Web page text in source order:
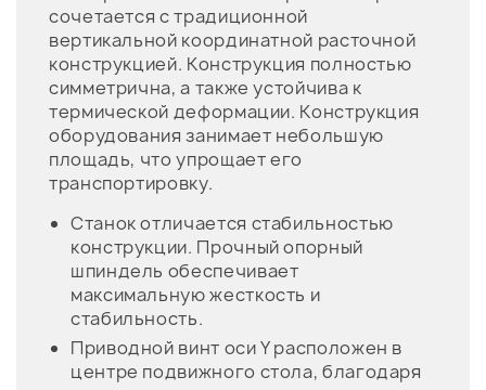
сочетается с традиционной
вертикальной координатной расточной
конструкцией. Конструкция полностью
симметрична, а также устойчива к
термической деформации. Конструкция
оборудования занимает небольшую
площадь, что упрощает его
транспортировку.
Станок отличается стабильностью
конструкции. Прочный опорный
шпиндель обеспечивает
максимальную жесткость и
стабильность.
Приводной винт оси Y расположен в
центре подвижного стола, благодаря